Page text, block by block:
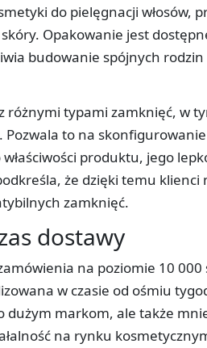
do pielęgnacji włosów,
Opakowanie jest
budowanie spójnych
różnymi typami zamknięć, w
to na
produktu, jego
że dzięki temu klienci
zamknięć.
dostawy
na poziomie 10 000
w czasie od ośmiu
dużym markom, ale także
na rynku